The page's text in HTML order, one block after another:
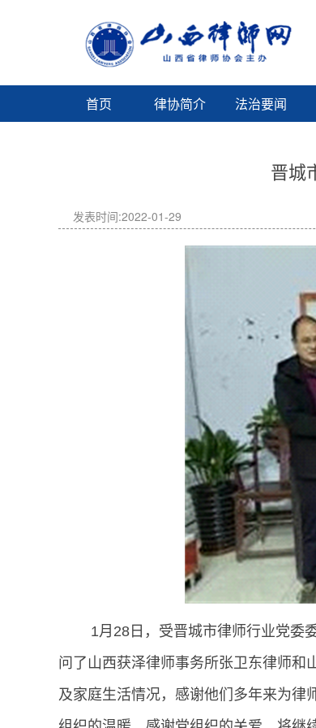
首页 律协简介 法治要闻
晋城
发表时间:2022-01-29
1月28日，受晋城市律师行业党委委
问了山西获泽律师事务所张卫东律师和
及家庭生活情况，感谢他们多年来为律